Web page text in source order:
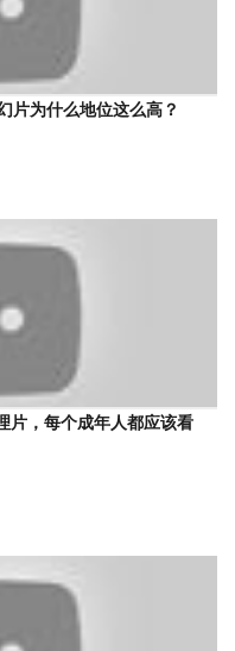
片为什么地位这么高？
片，每个成年人都应该看